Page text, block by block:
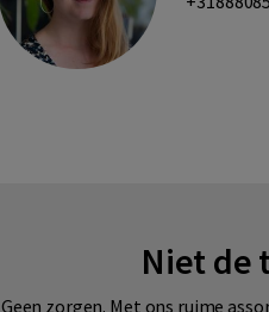
Niet de
Geen zorgen. Met ons ruime